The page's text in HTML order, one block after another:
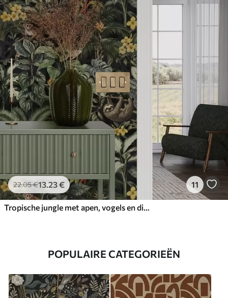
22.05€13.23€ 11
Tropische jungle met apen, vogels en dicht gebladerte
POPULAIRE CATEGORIEËN